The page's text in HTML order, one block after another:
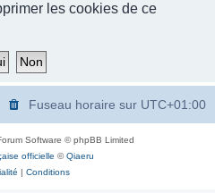
c
les cookies de ce
Fuseau horaire sur UTC+01:00
Software © phpBB Limited
officielle ©Qiaeru
| Conditions